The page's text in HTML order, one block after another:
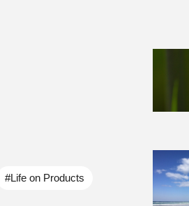
#Life on Products